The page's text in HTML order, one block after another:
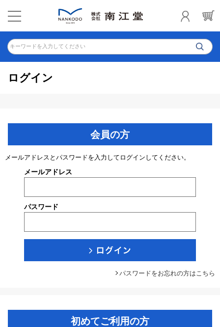
キーワードを入力してください
ログイン
会員の方
メールアドレスとパスワードを入力してログインしてください。
メールアドレス
パスワード
パスワードをお忘れの方はこちら
初めてご利用の方